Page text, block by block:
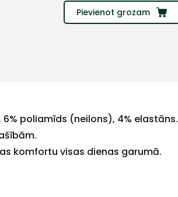
Pievienot grozam
6% poliamīds (neilons), 4% elastāns.
komfortu visas dienas garumā.